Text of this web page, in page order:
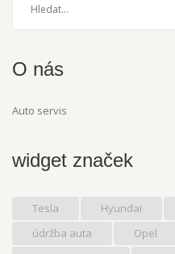
O nás
Auto servis
widget značek
Tesla Hyundai
údržba auta
Opel